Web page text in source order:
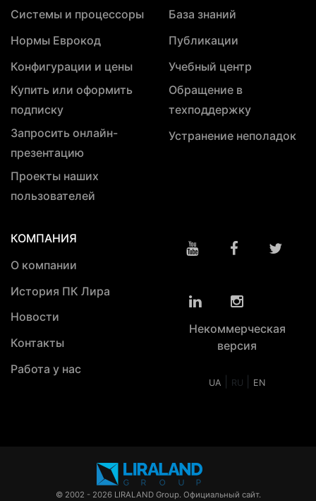
Системы и процессоры
Нормы Еврокод
Конфигурации и цены
Купить или оформить
подписку
Запросить онлайн-
презентацию
Проекты наших
пользователей
База знаний
Публикации
Учебный центр
Обращение в
техподдержку
Устранение неполадок
КОМПАНИЯ
О компании
История ПК Лира
Новости
Контакты
Работа у нас
Некоммерческая
версия
UA RU EN
© 2002 - 2026 LIRALAND Group. Официальный сайт.